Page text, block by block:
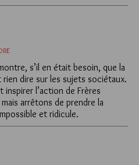
s’il en était besoin, que la
dire sur les sujets sociétaux.
inspirer l’action de Frères
arrêtons de prendre la
et ridicule.